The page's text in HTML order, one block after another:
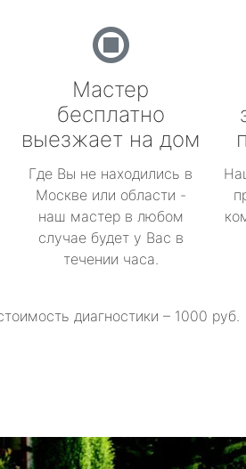
Мастер
бесплатно
выезжает на дом
Где Вы не находились в
Москве или области -
наш мастер в любом
случае будет у Вас в
течении часа.
диагностики – 1000 руб.